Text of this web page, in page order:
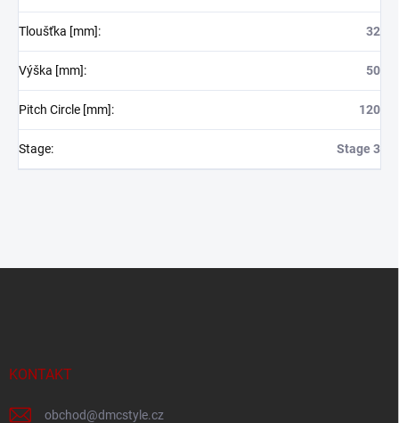
Tloušťka [mm]: 32
Výška [mm]: 50
Pitch Circle [mm]: 120
Stage: Stage 3
KONTAKT
obchod@dmcstyle.cz